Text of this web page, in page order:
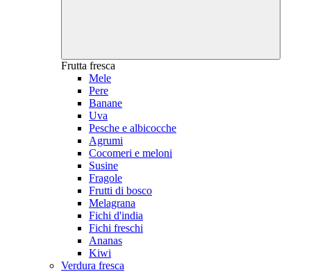
Frutta fresca
Mele
Pere
Banane
Uva
Pesche e albicocche
Agrumi
Cocomeri e meloni
Susine
Fragole
Frutti di bosco
Melagrana
Fichi d'india
Fichi freschi
Ananas
Kiwi
Verdura fresca